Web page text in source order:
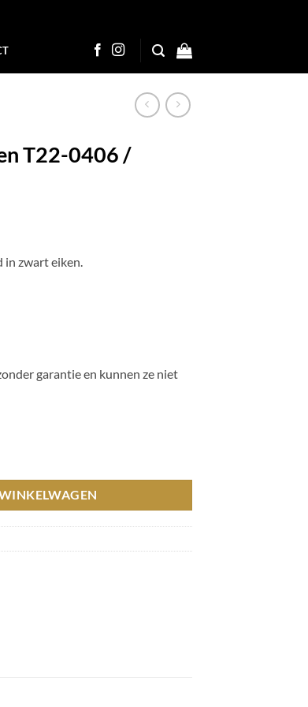
T22-0406 /
in zwart eiken.
garantie en kunnen ze niet